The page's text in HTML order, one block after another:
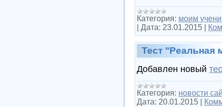
Категория: моим
Дата: 23.01.2015
Тест "Реальная
Добавлен новый
Категория: новости
Дата: 20.01.2015